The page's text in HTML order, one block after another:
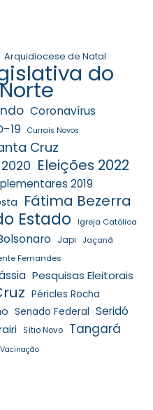
Arquidiocese de Natal
do
Coronavírus
19 Currais Novos
Cruz
Eleições 2022
2019
Fátima Bezerra
Estado Igreja Católica
Japi Jaçanã
Fernandes
Pesquisas Eleitorais
Péricles Rocha
Senado Federal Seridó
Sítio Novo Tangará
Vacinação